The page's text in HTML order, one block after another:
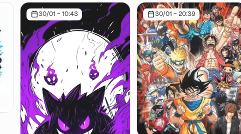
30/01 - 10:43 30/01 - 20:39